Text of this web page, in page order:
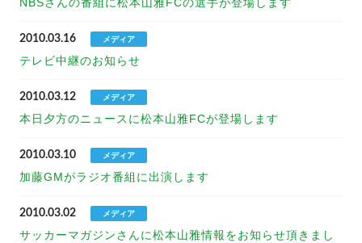
2010.03.16 メディア
テレビ中継のお知らせ
2010.03.12 メディア
本日夕方のニュースに松本山雅FCが登場します
2010.03.10 メディア
加藤GMがラジオ番組に出演します
2010.03.02 メディア
サッカーマガジンさんに松本山雅情報をお知らせ頂きまし